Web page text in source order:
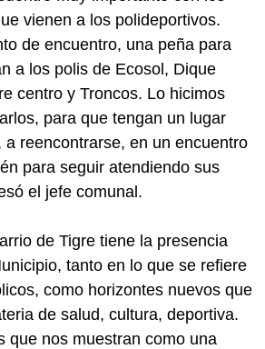
vienen a los polideportivos.
de encuentro, una peña para
a los polis de Ecosol, Dique
centro y Troncos. Lo hicimos
para que tengan un lugar
a reencontrarse, en un encuentro
para seguir atendiendo sus
el jefe comunal.
de Tigre tiene la presencia
tanto en lo que se refiere
como horizontes nuevos que
de salud, cultura, deportiva.
que nos muestran como una